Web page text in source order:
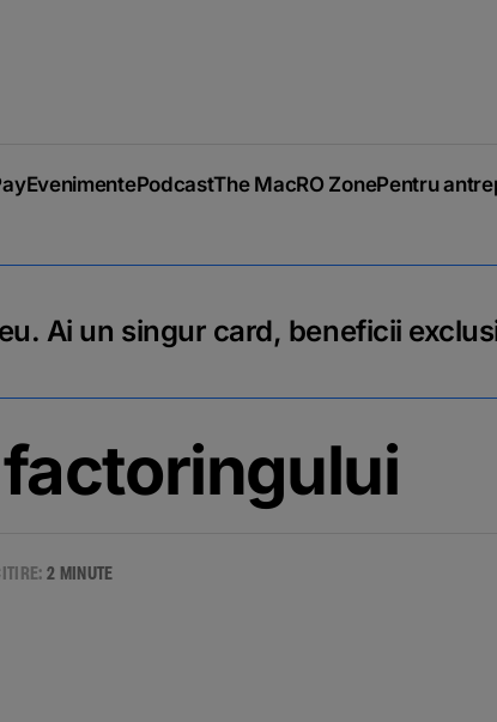
EvenimentePodcastThe MacRO ZonePentru
Ai un singur card, beneficii
2 MINUTE